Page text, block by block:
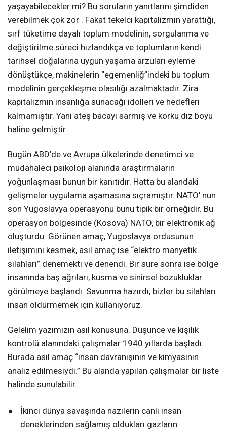
yaşayabilecekler mi? Bu soruların yanıtlarını şimdiden
verebilmek çok zor . Fakat tekelci kapitalizmin yarattığı,
sırf tüketime dayalı toplum modelinin, sorgulanma ve
değiştirilme süreci hızlandıkça ve toplumların kendi
tarihsel doğalarına uygun yaşama arzuları eyleme
dönüştükçe, makinelerin “egemenliğ”indeki bu toplum
modelinin gerçekleşme olasılığı azalmaktadır. Zira
kapitalizmin insanlığa sunacağı idolleri ve hedefleri
kalmamıştır. Yani ateş bacayı sarmış ve korku diz boyu
haline gelmiştir.
Bugün ABD’de ve Avrupa ülkelerinde denetimci ve
müdahaleci psikoloji alanında araştırmaların
yoğunlaşması bunun bir kanıtıdır. Hatta bu alandaki
gelişmeler uygulama aşamasına sıçramıştır. NATO’ nun
son Yugoslavya operasyonu bunu tipik bir örneğidir. Bu
operasyon bölgesinde (Kosova) NATO, bir elektronik ağ
oluşturdu. Görünen amaç, Yugoslavya ordusunun
iletişimini kesmek, asıl amaç ise “elektro manyetik
silahları” denemekti ve denendi. Bir süre sonra ise bölge
insanında baş ağrıları, kusma ve sinirsel bozukluklar
görülmeye başlandı. Savunma hazırdı, bizler bu silahları
insan öldürmemek için kullanıyoruz.
Gelelim yazımızın asıl konusuna. Düşünce ve kişilik
kontrolü alanındaki çalışmalar 1940 yıllarda başladı.
Burada asıl amaç “insan davranışının ve kimyasının
analiz edilmesiydi.” Bu alanda yapılan çalışmalar bir liste
halinde sunulabilir.
İkinci dünya savaşında nazilerin canlı insan
deneklerinden sağlamış oldukları gazların